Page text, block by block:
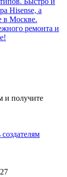
Hisense, а
в Москве.
ремонта и
и получите